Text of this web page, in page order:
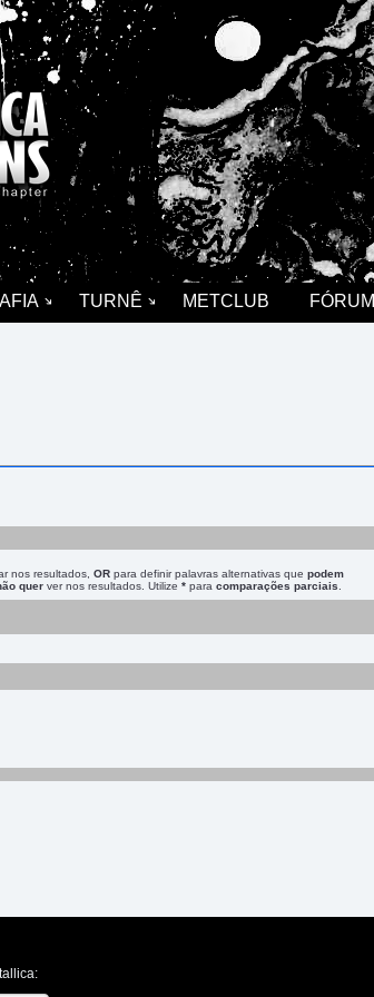
TURNÊ METCLUB FÓRUM
nos resultados, OR para definir palavras alternativas que podem
quer ver nos resultados. Utilize * para comparações parciais